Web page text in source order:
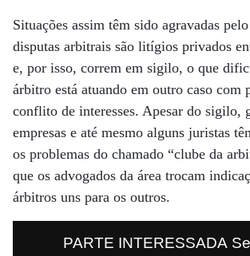
Situações assim têm sido agravadas
disputas arbitrais são litígios privados
e, por isso, correm em sigilo, o que
árbitro está atuando em outro caso com
conflito de interesses. Apesar do sigilo,
empresas e até mesmo alguns juristas
os problemas do chamado “clube da
que os advogados da área trocam
árbitros uns para os outros.
PARTE INTERESSADA